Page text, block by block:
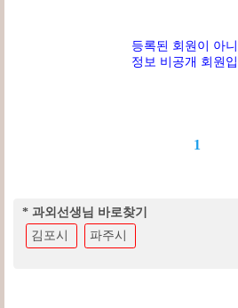
등록된 회원이 아
정보 비공개 회원
1
* 과외선생님 바로찾기
김포시
파주시